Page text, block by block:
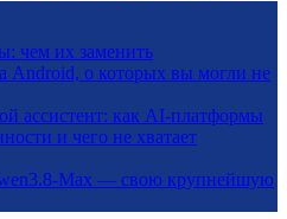
чем их заменить
Android, о которых вы могли не
ассистент: как AI-платформы
и чего не хватает
Max — свою крупнейшую